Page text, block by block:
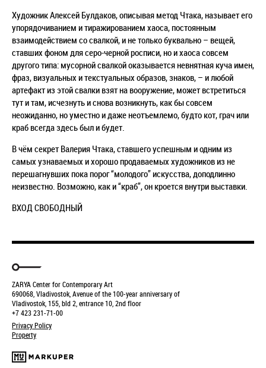
Художник Алексей Булдаков, описывая метод Чтака, называет его
упорядочиванием и тиражированием хаоса, постоянным
взаимодействием со свалкой, и не только буквально – вещей,
ставших фоном для серо-черной росписи, но и хаоса совсем
другого типа: мусорной свалкой оказывается невнятная куча имен,
фраз, визуальных и текстуальных образов, знаков, – и любой
артефакт из этой свалки взят на вооружение, может встретиться
тут и там, исчезнуть и снова возникнуть, как бы совсем
неожиданно, но уместно и даже неотъемлемо, будто кот, грач или
краб всегда здесь был и будет.
В чём секрет Валерия Чтака, ставшего успешным и одним из
самых узнаваемых и хорошо продаваемых художников из не
перешагнувших пока порог “молодого” искусства, доподлинно
неизвестно. Возможно, как и “краб”, он кроется внутри выставки.
ВХОД СВОБОДНЫЙ
ZARYA Center for Contemporary Art
690068, Vladivostok, Avenue of the 100-year anniversary of
Vladivostok, 155, bld 2, entrance 10, 2nd floor
+7 423 231-71-00
Privacy Policy
Property